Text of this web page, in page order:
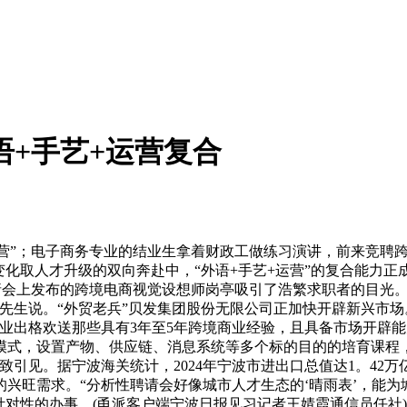
+手艺+运营复合
电子商务专业的结业生拿着财政工做练习演讲，前来竞
取人才升级的双向奔赴中，“外语+手艺+运营”的复合能力
上发布的跨境电商视觉设想师岗亭吸引了浩繁求职者的目光
生说。“外贸老兵”贝发集团股份无限公司正加快开辟新兴市
出格欢送那些具有3年至5年跨境商业经验，且具备市场开辟
，设置产物、供应链、消息系统等多个标的目的的培育课
见。据宁波海关统计，2024年宁波市进出口总值达1。42
旺需求。“分析性聘请会好像城市人才生态的‘晴雨表’，能
性的办事。(甬派客户端宁波日报见习记者王婧霞通信员任社)